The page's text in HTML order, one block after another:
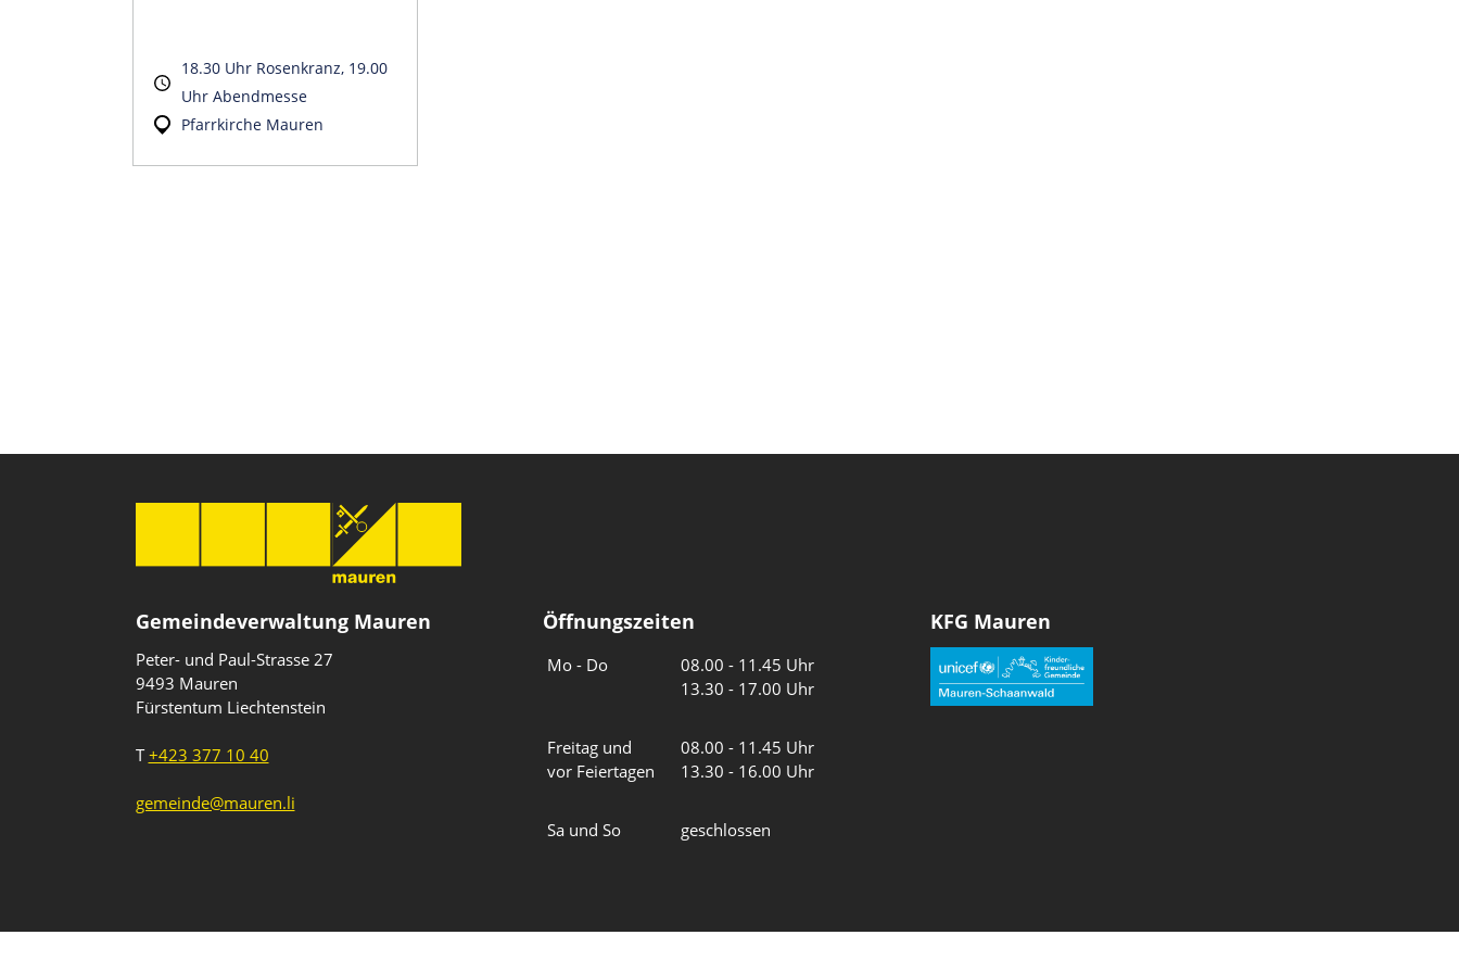
18.30 Uhr Rosenkranz, 19.00
Uhr Abendmesse
Pfarrkirche Mauren
Gemeindeverwaltung Mauren
Peter- und Paul-Strasse 27
9493 Mauren
Fürstentum Liechtenstein
T+423 377 10 40
gemeinde@mauren.li
Öffnungszeiten
Mo - Do
08.00 - 11.45 Uhr
13.30 - 17.00 Uhr
Freitag und
vor Feiertagen
08.00 - 11.45 Uhr
13.30 - 16.00 Uhr
Sa und So geschlossen
KFG Mauren